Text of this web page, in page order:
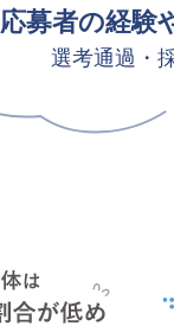
応募者の経験
選考通過・